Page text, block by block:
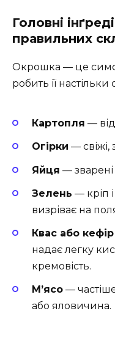
Головні
правильних
Окрошка — це
робить її
Картопля —
Огірки —
Яйця — зварені
Зелень — кріп
визріває на
Квас або кефір
надає легку
кремовість.
М’ясо —
або яловичина.